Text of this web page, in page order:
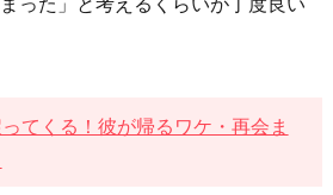
てくる！彼が帰るワケ・再会ま